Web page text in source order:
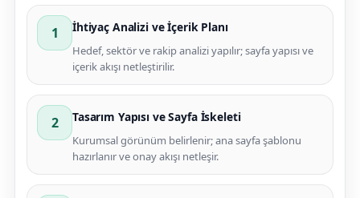
1 İhtiyaç Analizi ve İçerik Planı
Hedef, sektör ve rakip analizi yapılır; sayfa yapısı ve
içerik akışı netleştirilir.
2 Tasarım Yapısı ve Sayfa İskeleti
Kurumsal görünüm belirlenir; ana sayfa şablonu
hazırlanır ve onay akışı netleşir.